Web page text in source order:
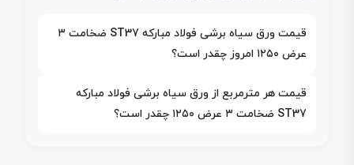
قیمت ورق سیاه برشی فولاد مبارکه ST37 ضخامت ۳
عرض ۱۲۵۰ امروز چقدر است؟
قیمت هر مترمربع از ورق سیاه برشی فولاد مبارکه
ST37 ضخامت ۳ عرض ۱۲۵۰ چقدر است؟